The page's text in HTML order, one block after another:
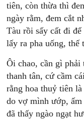
tiên, còn thừa thì
ngày rằm, đem cắt
Tàu rồi sấy cất đi
lấy ra pha uống, thế
Ôi chao, cần gì
thanh tân, cứ cầm
rằng hoa thuỷ tiên
do vợ mình ướp,
đã thấy ngào ngạt